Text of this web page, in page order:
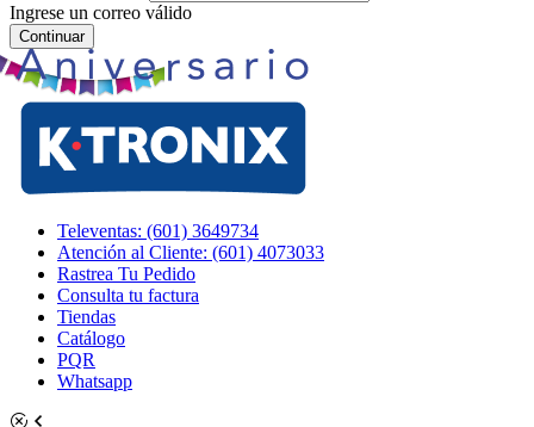
Ingrese un correo válido
Continuar
Televentas: (601) 3649734
Atención al Cliente: (601) 4073033
Rastrea Tu Pedido
Consulta tu factura
Tiendas
Catálogo
PQR
Whatsapp